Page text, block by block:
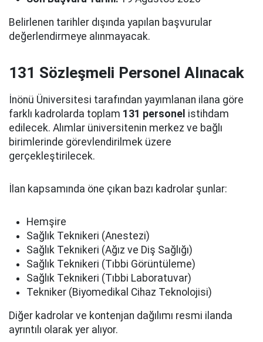
Belirlenen tarihler dışında yapılan başvurular
değerlendirmeye alınmayacak.
131 Sözleşmeli Personel Alınacak
İnönü Üniversitesi tarafından yayımlanan ilana göre
farklı kadrolarda toplam 131 personel istihdam
edilecek. Alımlar üniversitenin merkez ve bağlı
birimlerinde görevlendirilmek üzere
gerçekleştirilecek.
İlan kapsamında öne çıkan bazı kadrolar şunlar:
Hemşire
Sağlık Teknikeri (Anestezi)
Sağlık Teknikeri (Ağız ve Diş Sağlığı)
Sağlık Teknikeri (Tıbbi Görüntüleme)
Sağlık Teknikeri (Tıbbi Laboratuvar)
Tekniker (Biyomedikal Cihaz Teknolojisi)
Diğer kadrolar ve kontenjan dağılımı resmi ilanda
ayrıntılı olarak yer alıyor.